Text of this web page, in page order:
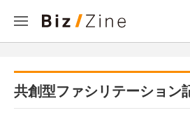
共創型ファシリテーション